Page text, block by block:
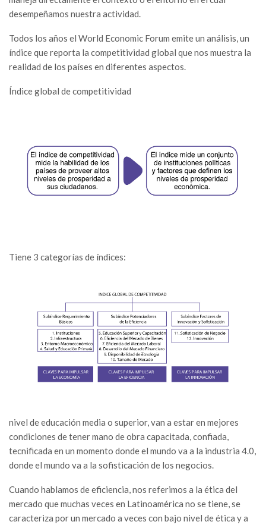
desempeñamos nuestra actividad.
Todos los años el World Economic Forum emite un análisis, un
índice que reporta la competitividad global que nos muestra la
realidad de los países en diferentes aspectos.
Índice global de competitividad
Tiene 3 categorías de índices:
nivel de educación media o superior, van a estar en mejores
condiciones de tener mano de obra capacitada, confiada,
tecnificada en un momento donde el mundo va a la industria 4.0,
donde el mundo va a la sofisticación de los negocios.
Cuando hablamos de eficiencia, nos referimos a la ética del
mercado que muchas veces en Latinoamérica no se tiene, se
caracteriza por un mercado a veces con bajo nivel de ética y a